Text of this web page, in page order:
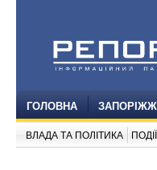
ГОЛОВНА
ВЛАДА ТА ПОЛІТИКА ПОДІЇ